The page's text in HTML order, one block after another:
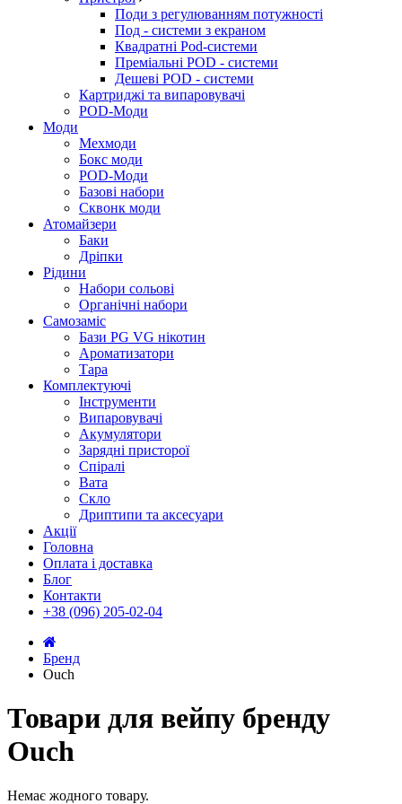
Поди з регулюванням потужності
Под - системи з екраном
Квадратні Pod-системи
Преміальні POD - системи
Дешеві POD - системи
Картриджі та випаровувачі
POD-Моди
Моди
Мехмоди
Бокс моди
POD-Моди
Базові набори
Сквонк моди
Атомайзери
Баки
Дріпки
Рідини
Набори сольові
Органічні набори
Самозаміс
Бази PG VG нікотин
Ароматизатори
Тара
Комплектуючі
Інструменти
Випаровувачі
Акумулятори
Зарядні присторої
Спіралі
Вата
Скло
Дриптипи та аксесуари
Акції
Головна
Оплата і доставка
Блог
Контакти
+38 (096) 205-02-04
Бренд
Ouch
Товари для вейпу бренду
Ouch
Немає жодного товару.